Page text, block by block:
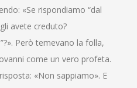
«Se rispondiamo “dal
avete creduto?
Però temevano la folla,
come un vero profeta.
«Non sappiamo». E